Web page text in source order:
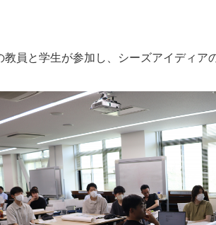
員と学生が参加し、シーズアイディア